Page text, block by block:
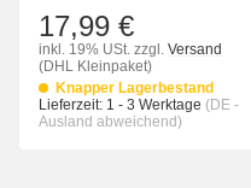
17,99 €
inkl. 19% USt. zzgl. Versand
(DHL Kleinpaket)
Knapper Lagerbestand
Lieferzeit: 1 - 3 Werktage (DE -
Ausland abweichend)